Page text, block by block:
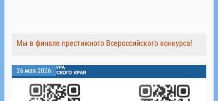
Мы в финале престижного Всероссийского конкурса!
26 мая 2026